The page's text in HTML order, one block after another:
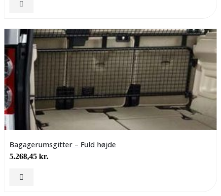
Bagagerumsgitter – Fuld højde
5.268,45 kr.